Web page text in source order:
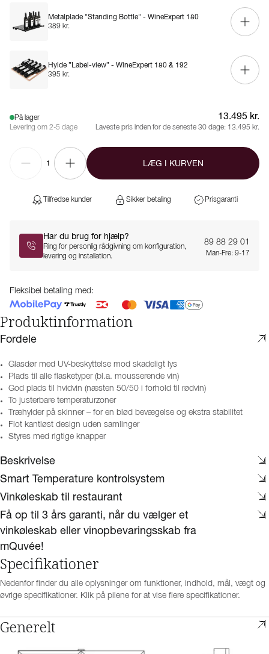
Metalplade "Standing Bottle" - WineExpert 180
389 kr.
Hylde ”Label-view” - WineExpert 180 & 192
395 kr.
På lager
Levering om 2-5 dage
13.495 kr.
Laveste pris inden for de seneste 30 dage: 13.495 kr.
1 LÆG I KURVEN
Tilfredse kunder Sikker betaling Prisgaranti
Har du brug for hjælp?
Ring for personlig rådgivning om konfiguration,
levering og installation.
89 88 29 01
Man-Fre: 9-17
Fleksibel betaling med:
Produktinformation
Fordele
Glasdør med UV-beskyttelse mod skadeligt lys
Plads til alle flasketyper (bl.a. mousserende vin)
God plads til hvidvin (næsten 50/50 i forhold til rødvin)
To justerbare temperaturzoner
Træhylder på skinner – for en blød bevægelse og ekstra stabilitet
Flot kantløst design uden samlinger
Styres med rigtige knapper
Beskrivelse
Smart Temperature kontrolsystem
Vinkøleskab til restaurant
Få op til 3 års garanti, når du vælger et
vinkøleskab eller vinopbevaringsskab fra
mQuvée!
Specifikationer
Nedenfor finder du alle oplysninger om funktioner, indhold, mål, vægt og
øvrige specifikationer. Klik på pilene for at vise flere specifikationer.
Generelt